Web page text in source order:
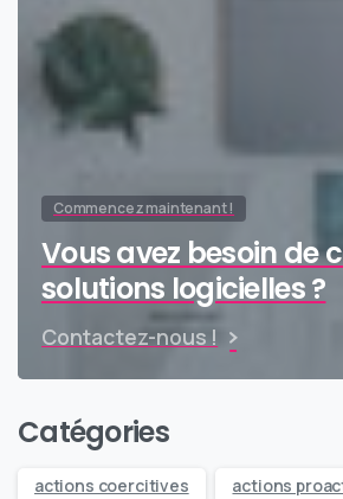
Commencez maintenant !
Vous avez besoin de
solutions logicielles ?
Contactez-nous !
Catégories
actions coercitives actions